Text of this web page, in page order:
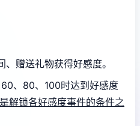
赠送礼物获得好感度。
、80、100时达到好感度
解锁各好感度事件的条件之